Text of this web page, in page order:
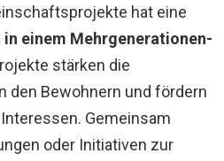
hat eine
in einem Mehrgenerationen-
stärken die
den Bewohnern und fördern
Gemeinsam
oder Initiativen zur